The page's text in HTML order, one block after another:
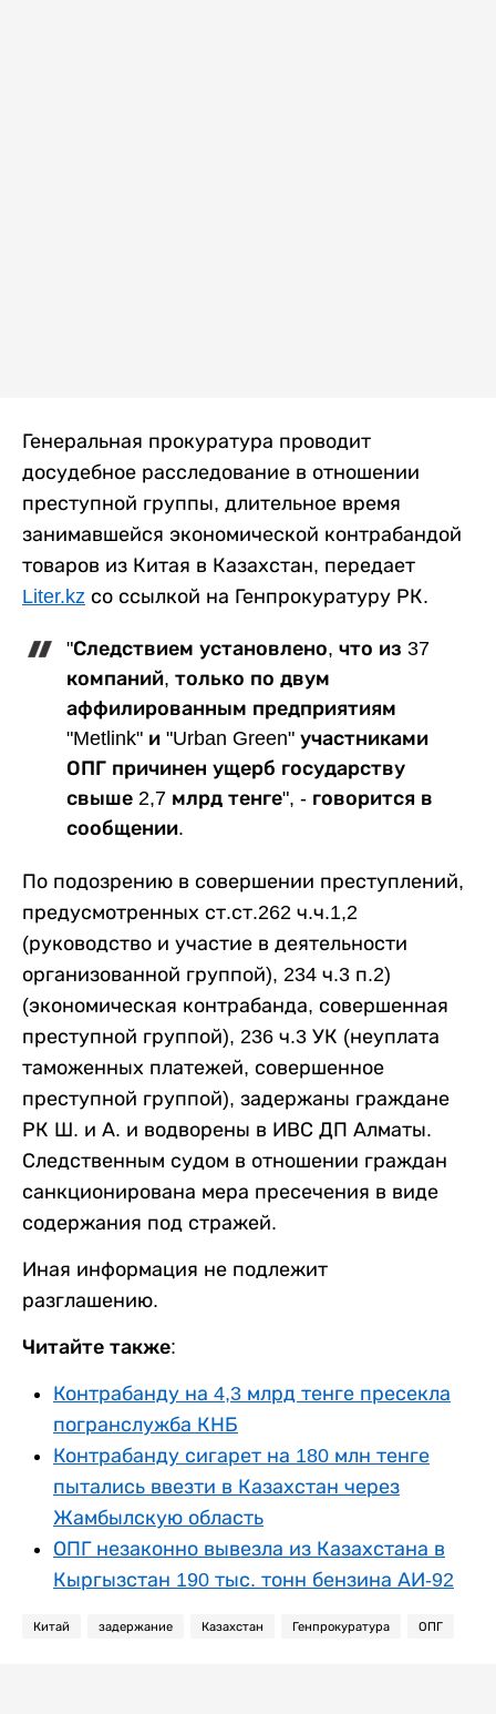
Генеральная прокуратура проводит
досудебное расследование в отношении
преступной группы, длительное время
занимавшейся экономической контрабандой
товаров из Китая в Казахстан, передает
Liter.kz со ссылкой на Генпрокуратуру РК.
"Следствием установлено, что из 37
компаний, только по двум
аффилированным предприятиям
"Metlink" и "Urban Green" участниками
ОПГ причинен ущерб государству
свыше 2,7 млрд тенге", - говорится в
сообщении.
По подозрению в совершении преступлений,
предусмотренных ст.ст.262 ч.ч.1,2
(руководство и участие в деятельности
организованной группой), 234 ч.3 п.2)
(экономическая контрабанда, совершенная
преступной группой), 236 ч.3 УК (неуплата
таможенных платежей, совершенное
преступной группой), задержаны граждане
РК Ш. и А. и водворены в ИВС ДП Алматы.
Следственным судом в отношении граждан
санкционирована мера пресечения в виде
содержания под стражей.
Иная информация не подлежит
разглашению.
Читайте также:
Контрабанду на 4,3 млрд тенге пресекла
погранслужба КНБ
Контрабанду сигарет на 180 млн тенге
пытались ввезти в Казахстан через
Жамбылскую область
ОПГ незаконно вывезла из Казахстана в
Кыргызстан 190 тыс. тонн бензина АИ-92
Китай задержание Казахстан Генпрокуратура ОПГ